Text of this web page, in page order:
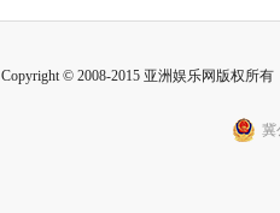
Copyright © 2008-2015 亚洲娱乐网版权所
冀